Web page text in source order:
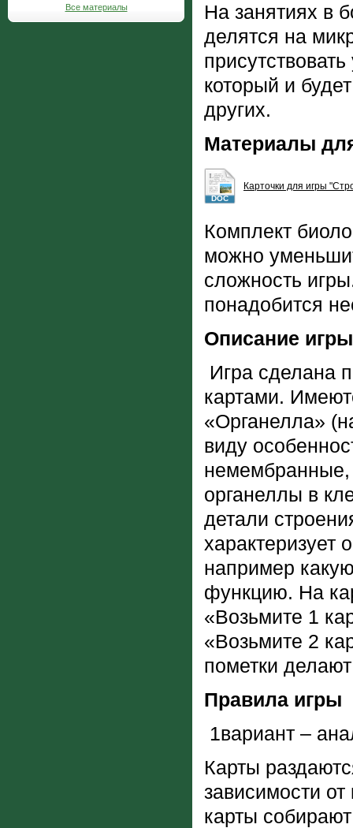
Все материалы
На занятиях в
делятся на
который и
других.
Материалы
DOC
Карточки для игры
Комплект
можно
сложность
понадобится
Описание игры
Игра сделана
картами.
«Органелла»
виду
органеллы в
детали
характеризует
например
функцию. На
«Возьмите 1
«Возьмите 2
пометки
Правила игры
1вариант –
Карты
зависимости
карты